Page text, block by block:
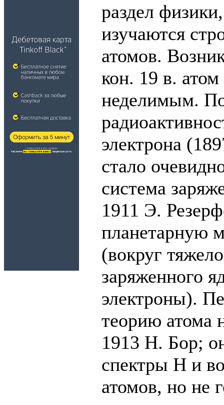
раздел
изучаются
атомов.
кон. 19 в. атом
неделимым.
электрона
стало
система
1911 Э.
планетарную
(вокруг
заряженного
электроны).
теорию атома
1913 Н. Бор;
спектры Н и
атомов, но не